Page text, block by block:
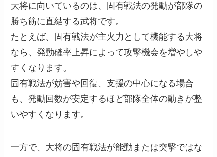
大将に向いているのは、固有戦法の発動が部隊の
勝ち筋に直結する武将です。
たとえば、固有戦法が主火力として機能する大将
なら、発動確率上昇によって攻撃機会を増やしや
すくなります。
固有戦法が妨害や回復、支援の中心になる場合
も、発動回数が安定するほど部隊全体の動きが整
いやすくなります。
一方で、大将の固有戦法が能動または突撃ではな